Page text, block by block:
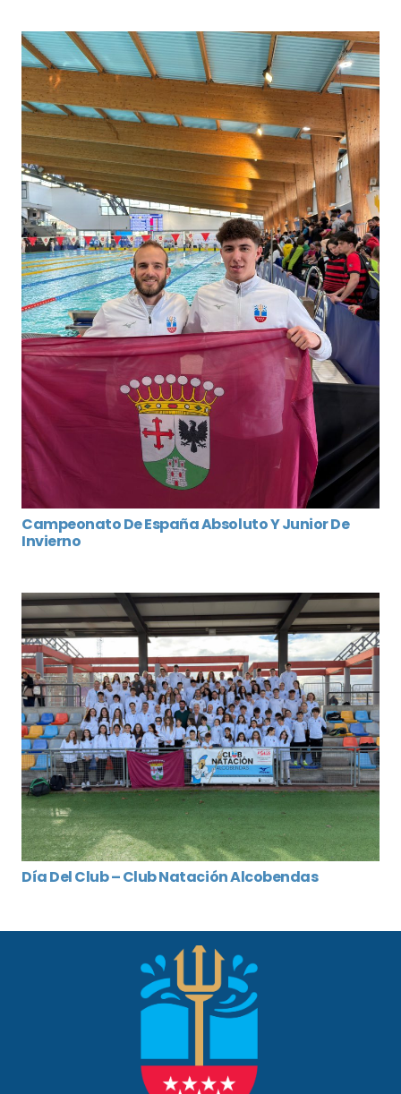
Campeonato De España Absoluto Y Junior De
Invierno
Día Del Club – Club Natación Alcobendas